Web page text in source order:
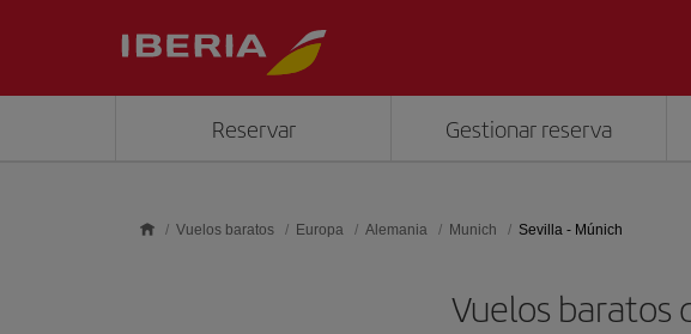
Reservar Gestionar reserva
Vuelos baratos Europa Alemania Munich Sevilla - Múnich
Vuelos baratos